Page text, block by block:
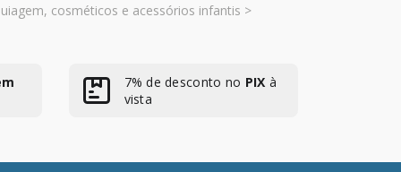
cosméticos e acessórios infantis >
7% de desconto no PIX à
vista